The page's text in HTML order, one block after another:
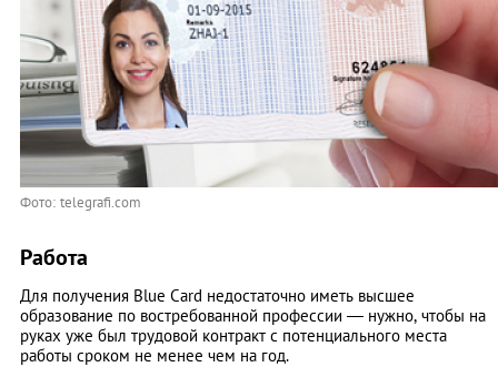
Фото: telegrafi.com
Работа
Для получения Blue Card недостаточно иметь высшее
образование по востребованной профессии — нужно, чтобы на
руках уже был трудовой контракт с потенциального места
работы сроком не менее чем на год.